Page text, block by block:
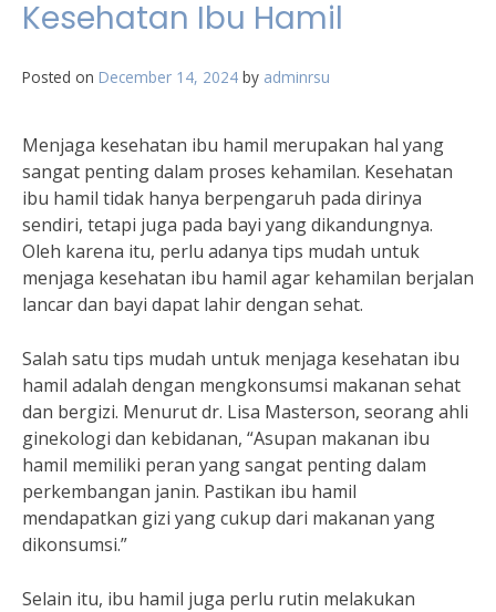
Kesehatan Ibu Hamil
Posted on December 14, 2024 by adminrsu
Menjaga kesehatan ibu hamil merupakan hal yang
sangat penting dalam proses kehamilan. Kesehatan
ibu hamil tidak hanya berpengaruh pada dirinya
sendiri, tetapi juga pada bayi yang dikandungnya.
Oleh karena itu, perlu adanya tips mudah untuk
menjaga kesehatan ibu hamil agar kehamilan berjalan
lancar dan bayi dapat lahir dengan sehat.
Salah satu tips mudah untuk menjaga kesehatan ibu
hamil adalah dengan mengkonsumsi makanan sehat
dan bergizi. Menurut dr. Lisa Masterson, seorang ahli
ginekologi dan kebidanan, “Asupan makanan ibu
hamil memiliki peran yang sangat penting dalam
perkembangan janin. Pastikan ibu hamil
mendapatkan gizi yang cukup dari makanan yang
dikonsumsi.”
Selain itu, ibu hamil juga perlu rutin melakukan